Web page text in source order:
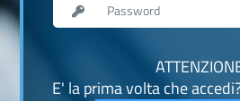
E' la prima volta che